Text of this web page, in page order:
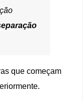
que começam